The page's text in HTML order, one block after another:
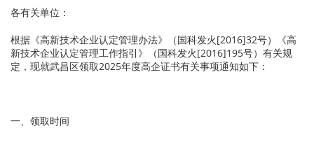
各有关单位：
根据《高新技术企业认定管理办法》（国科发火[2016]32号）《高
新技术企业认定管理工作指引》（国科发火[2016]195号）有关规
定，现就武昌区领取2025年度高企证书有关事项通知如下：
一、领取时间